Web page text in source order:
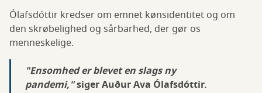
Ólafsdóttir kredser om emnet kønsidentitet og om
den skrøbelighed og sårbarhed, der gør os
menneskelige.
"Ensomhed er blevet en slags ny
pandemi,"siger Auður Ava Ólafsdóttir.